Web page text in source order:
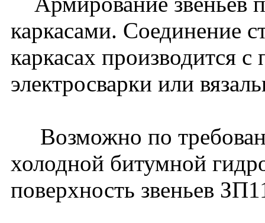
каркасами. Соединение
каркасах производится
электросварки или
Возможно по
холодной битумной
поверхность звеньев